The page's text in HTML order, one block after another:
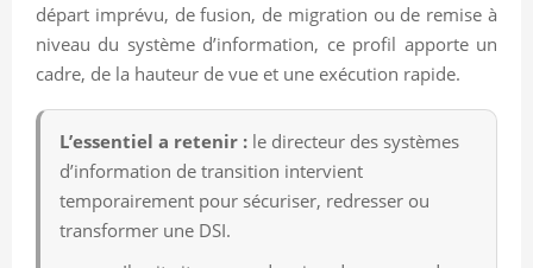
départ imprévu, de fusion, de migration ou de remise à
niveau du système d’information, ce profil apporte un
cadre, de la hauteur de vue et une exécution rapide.
L’essentiel a retenir : le directeur des systèmes
d’information de transition intervient
temporairement pour sécuriser, redresser ou
transformer une DSI.